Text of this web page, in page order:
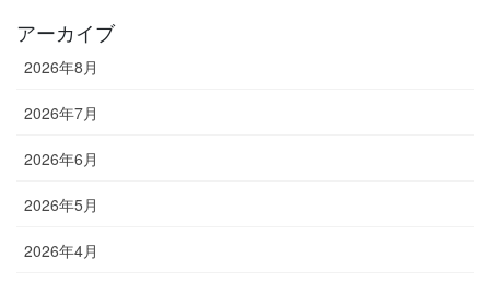
アーカイブ
2026年8月
2026年7月
2026年6月
2026年5月
2026年4月